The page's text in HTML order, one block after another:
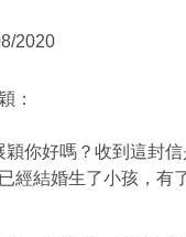
2020
：
穎你好嗎？收到這封
經結婚生了小孩，有